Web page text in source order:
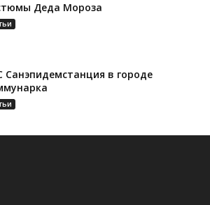
Деда Мороза
Санэпидемстанция в городе